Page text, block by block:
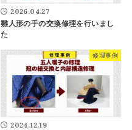
2026.04.27
雛人形の手の交換修理を行いまし
た
修理事例
2024.12.19